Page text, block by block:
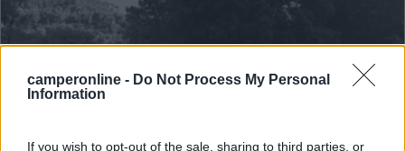
camperonline - Do Not Process My Personal
Information
If you wish to opt-out of the sale, sharing to third parties, or